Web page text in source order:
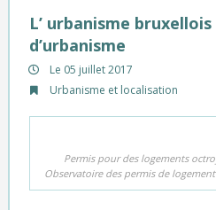
L’ urbanisme
d’urbanisme
Le 05 juillet 2017
Urbanisme et localisation
Permis pour des logements
Observatoire des permis de